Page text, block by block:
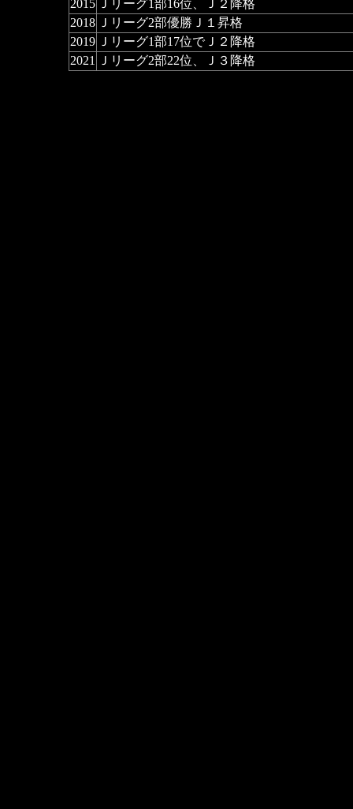
2015
Ｊリーグ1部16位、Ｊ２降格
2018
Ｊリーグ2部優勝Ｊ１昇格
2019
Ｊリーグ1部17位でＪ２降格
2021
Ｊリーグ2部22位、Ｊ３降格